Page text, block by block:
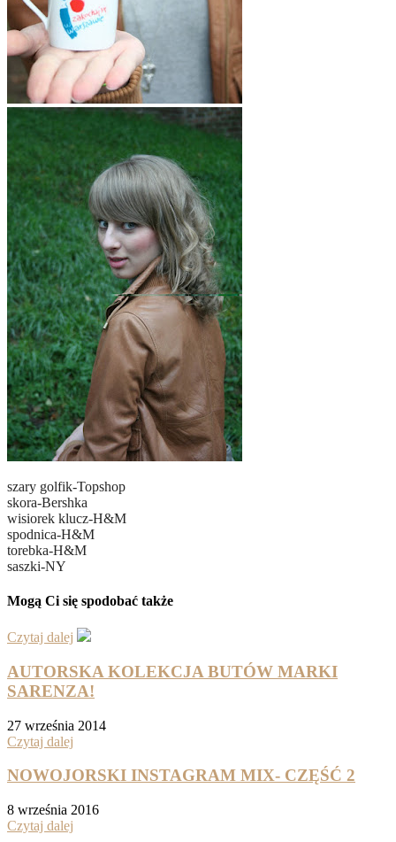
szary golfik-Topshop
skora-Bershka
wisiorek klucz-H&M
spodnica-H&M
torebka-H&M
saszki-NY
Mogą Ci się spodobać także
Czytaj dalej
AUTORSKA KOLEKCJA BUTÓW MARKI
SARENZA!
27 września 2014
Czytaj dalej
NOWOJORSKI INSTAGRAM MIX- CZĘŚĆ 2
8 września 2016
Czytaj dalej